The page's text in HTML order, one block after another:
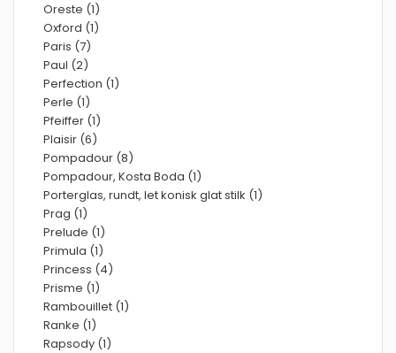
Oreste (1)
Oxford (1)
Paris (7)
Paul (2)
Perfection (1)
Perle (1)
Pfeiffer (1)
Plaisir (6)
Pompadour (8)
Pompadour, Kosta Boda (1)
Porterglas, rundt, let konisk glat stilk (1)
Prag (1)
Prelude (1)
Primula (1)
Princess (4)
Prisme (1)
Rambouillet (1)
Ranke (1)
Rapsody (1)